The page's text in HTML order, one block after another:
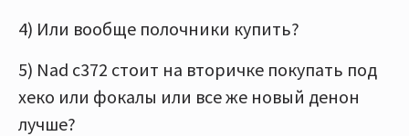
4) Или вообще полочники купить?
5) Nad c372 стоит на вторичке покупать под
хеко или фокалы или все же новый денон
лучше?